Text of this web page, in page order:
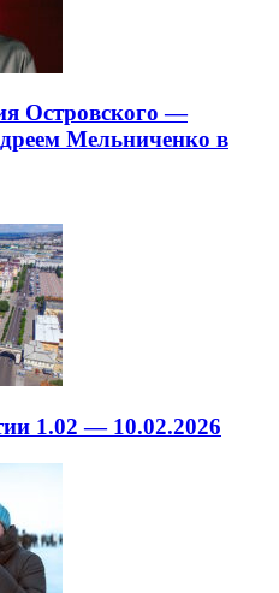
Островского —
Мельниченко в
1.02 — 10.02.2026